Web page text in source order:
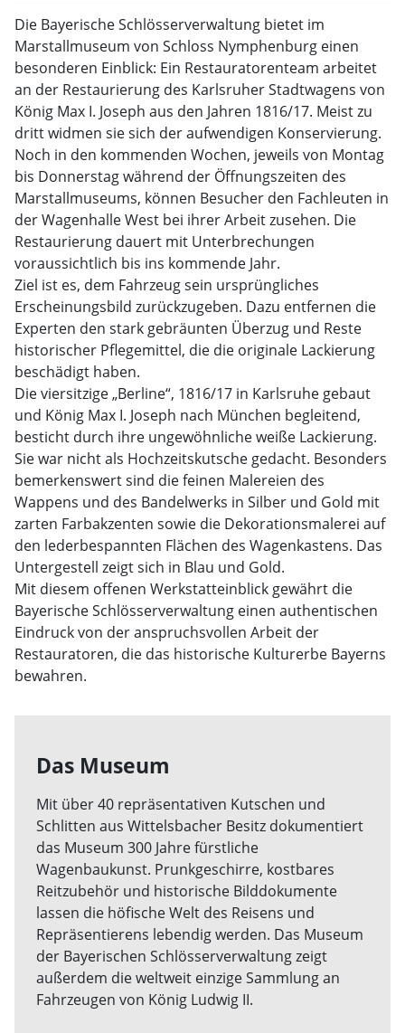
Die Bayerische Schlösserverwaltung bietet im
Marstallmuseum von Schloss Nymphenburg einen
besonderen Einblick: Ein Restauratorenteam arbeitet
an der Restaurierung des Karlsruher Stadtwagens von
König Max I. Joseph aus den Jahren 1816/17. Meist zu
dritt widmen sie sich der aufwendigen Konservierung.
Noch in den kommenden Wochen, jeweils von Montag
bis Donnerstag während der Öffnungszeiten des
Marstallmuseums, können Besucher den Fachleuten in
der Wagenhalle West bei ihrer Arbeit zusehen. Die
Restaurierung dauert mit Unterbrechungen
voraussichtlich bis ins kommende Jahr.
Ziel ist es, dem Fahrzeug sein ursprüngliches
Erscheinungsbild zurückzugeben. Dazu entfernen die
Experten den stark gebräunten Überzug und Reste
historischer Pflegemittel, die die originale Lackierung
beschädigt haben.
Die viersitzige „Berline“, 1816/17 in Karlsruhe gebaut
und König Max I. Joseph nach München begleitend,
besticht durch ihre ungewöhnliche weiße Lackierung.
Sie war nicht als Hochzeitskutsche gedacht. Besonders
bemerkenswert sind die feinen Malereien des
Wappens und des Bandelwerks in Silber und Gold mit
zarten Farbakzenten sowie die Dekorationsmalerei auf
den lederbespannten Flächen des Wagenkastens. Das
Untergestell zeigt sich in Blau und Gold.
Mit diesem offenen Werkstatteinblick gewährt die
Bayerische Schlösserverwaltung einen authentischen
Eindruck von der anspruchsvollen Arbeit der
Restauratoren, die das historische Kulturerbe Bayerns
bewahren.
Das Museum
Mit über 40 repräsentativen Kutschen und
Schlitten aus Wittelsbacher Besitz dokumentiert
das Museum 300 Jahre fürstliche
Wagenbaukunst. Prunkgeschirre, kostbares
Reitzubehör und historische Bilddokumente
lassen die höfische Welt des Reisens und
Repräsentierens lebendig werden. Das Museum
der Bayerischen Schlösserverwaltung zeigt
außerdem die weltweit einzige Sammlung an
Fahrzeugen von König Ludwig II.